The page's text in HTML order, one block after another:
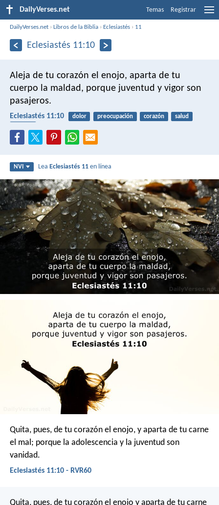
DailyVerses.net Temas Registrar
DailyVerses.net ›Libros de la Biblia › Eclesiastés › 11
Eclesiastés 11:10
Aleja de tu corazón el enojo, aparta de tu
cuerpo la maldad, porque juventud y vigor son
pasajeros.
Eclesiastés 11:10 dolor preocupación corazón
salud
NVI LeaEclesiastés 11 en línea
Quita, pues, de tu corazón el enojo, y aparta de tu carne
el mal; porque la adolescencia y la juventud son
vanidad.
Eclesiastés 11:10 - RVR60
Quita, pues, de tu corazón el enojo y aparta de tu carne